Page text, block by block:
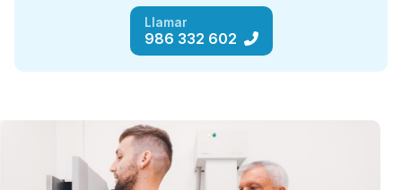
Llamar
986 332 602